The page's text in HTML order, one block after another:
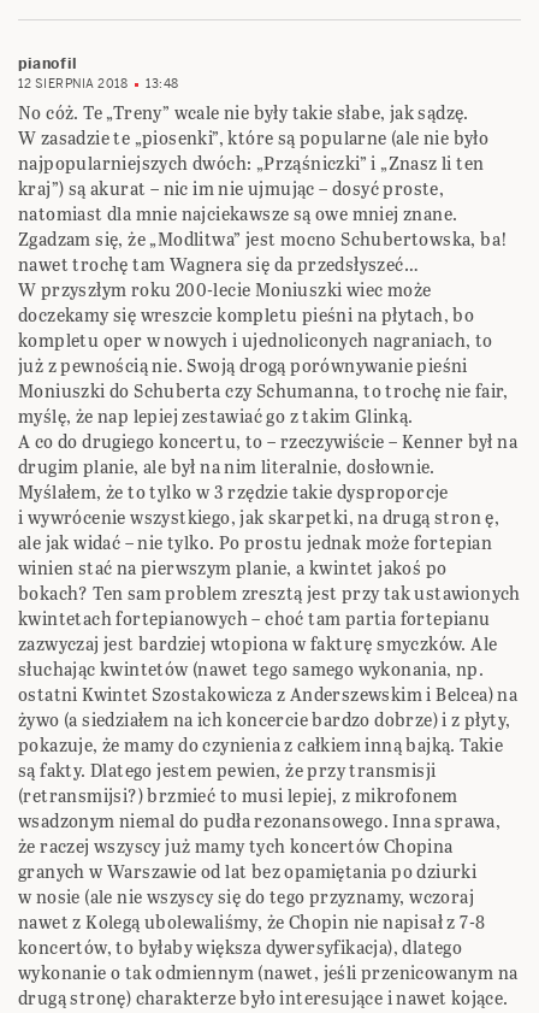
pianofil
12 SIERPNIA 2018 13:48
No cóż. Te „Treny” wcale nie były takie słabe, jak sądzę.
W zasadzie te „piosenki”, które są popularne (ale nie było
najpopularniejszych dwóch: „Prząśniczki” i „Znasz li ten
kraj”) są akurat – nic im nie ujmując – dosyć proste,
natomiast dla mnie najciekawsze są owe mniej znane.
Zgadzam się, że „Modlitwa” jest mocno Schubertowska, ba!
nawet trochę tam Wagnera się da przedsłyszeć…
W przyszłym roku 200-lecie Moniuszki wiec może
doczekamy się wreszcie kompletu pieśni na płytach, bo
kompletu oper w nowych i ujednoliconych nagraniach, to
już z pewnością nie. Swoją drogą porównywanie pieśni
Moniuszki do Schuberta czy Schumanna, to trochę nie fair,
myślę, że nap lepiej zestawiać go z takim Glinką.
A co do drugiego koncertu, to – rzeczywiście – Kenner był na
drugim planie, ale był na nim literalnie, dosłownie.
Myślałem, że to tylko w 3 rzędzie takie dysproporcje
i wywrócenie wszystkiego, jak skarpetki, na drugą stron ę,
ale jak widać – nie tylko. Po prostu jednak może fortepian
winien stać na pierwszym planie, a kwintet jakoś po
bokach? Ten sam problem zresztą jest przy tak ustawionych
kwintetach fortepianowych – choć tam partia fortepianu
zazwyczaj jest bardziej wtopiona w fakturę smyczków. Ale
słuchając kwintetów (nawet tego samego wykonania, np.
ostatni Kwintet Szostakowicza z Anderszewskim i Belcea) na
żywo (a siedziałem na ich koncercie bardzo dobrze) i z płyty,
pokazuje, że mamy do czynienia z całkiem inną bajką. Takie
są fakty. Dlatego jestem pewien, że przy transmisji
(retransmijsi?) brzmieć to musi lepiej, z mikrofonem
wsadzonym niemal do pudła rezonansowego. Inna sprawa,
że raczej wszyscy już mamy tych koncertów Chopina
granych w Warszawie od lat bez opamiętania po dziurki
w nosie (ale nie wszyscy się do tego przyznamy, wczoraj
nawet z Kolegą ubolewaliśmy, że Chopin nie napisał z 7-8
koncertów, to byłaby większa dywersyfikacja), dlatego
wykonanie o tak odmiennym (nawet, jeśli przenicowanym na
drugą stronę) charakterze było interesujące i nawet kojące.